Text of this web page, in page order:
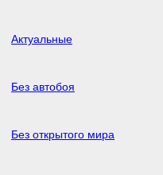
Актуальные
Без автобоя
Без открытого мира